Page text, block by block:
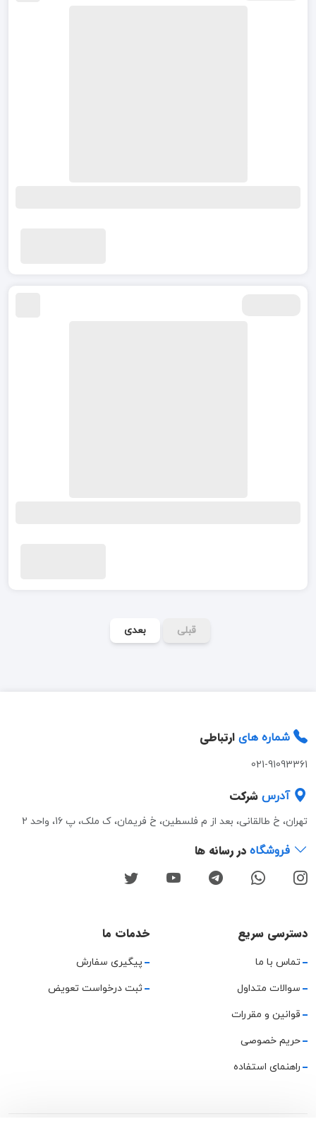
قبلی بعدی
شماره های ارتباطی
021-91093361
آدرس شرکت
تهران، خ طالقانی، بعد از م فلسطین، خ فریمان، ک ملک، پ 16، واحد 2
فروشگاه در رسانه ها
دسترسی سریع
تماس با ما
سوالات متداول
قوانین و مقررات
حریم خصوصی
راهنمای استفاده
خدمات ما
پیگیری سفارش
ثبت درخواست تعویض